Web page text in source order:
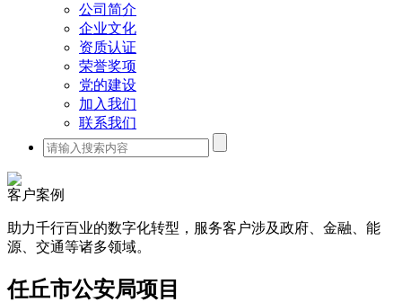
公司简介
企业文化
资质认证
荣誉奖项
党的建设
加入我们
联系我们
客户案例
助力千行百业的数字化转型，服务客户涉及政府、金融、能
源、交通等诸多领域。
任丘市公安局项目